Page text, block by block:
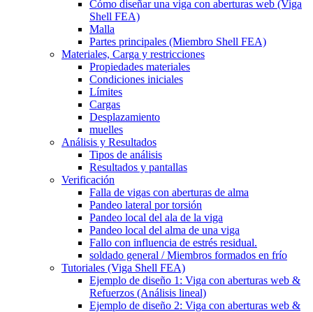
Cómo diseñar una viga con aberturas web (Viga
Shell FEA)
Malla
Partes principales (Miembro Shell FEA)
Materiales, Carga y restricciones
Propiedades materiales
Condiciones iniciales
Límites
Cargas
Desplazamiento
muelles
Análisis y Resultados
Tipos de análisis
Resultados y pantallas
Verificación
Falla de vigas con aberturas de alma
Pandeo lateral por torsión
Pandeo local del ala de la viga
Pandeo local del alma de una viga
Fallo con influencia de estrés residual.
soldado general / Miembros formados en frío
Tutoriales (Viga Shell FEA)
Ejemplo de diseño 1: Viga con aberturas web &
Refuerzos (Análisis lineal)
Ejemplo de diseño 2: Viga con aberturas web &